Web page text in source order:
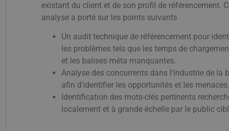
existant du client et de son profil de référencement.
analyse a porté sur les points suivants
Un audit technique de référencement pour
les problèmes tels que les temps de
et les balises méta manquantes.
Analyse des concurrents dans l'industrie de la
afin d'identifier les opportunités et les menaces.
Identification des mots-clés pertinents
localement et à grande échelle par le public